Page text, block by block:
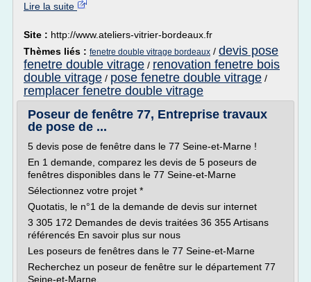
Lire la suite
Site : http://www.ateliers-vitrier-bordeaux.fr
Thèmes liés : fenetre double vitrage bordeaux / devis pose
fenetre double vitrage / renovation fenetre bois
double vitrage / pose fenetre double vitrage /
remplacer fenetre double vitrage
Poseur de fenêtre 77, Entreprise travaux
de pose de ...
5 devis pose de fenêtre dans le 77 Seine-et-Marne !
En 1 demande, comparez les devis de 5 poseurs de
fenêtres disponibles dans le 77 Seine-et-Marne
Sélectionnez votre projet *
Quotatis, le n°1 de la demande de devis sur internet
3 305 172 Demandes de devis traitées 36 355 Artisans
référencés En savoir plus sur nous
Les poseurs de fenêtres dans le 77 Seine-et-Marne
Recherchez un poseur de fenêtre sur le département 77
Seine-et-Marne.